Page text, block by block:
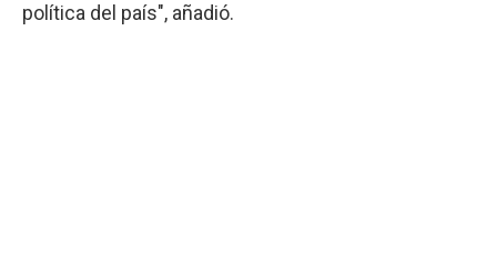
política del país", añadió.